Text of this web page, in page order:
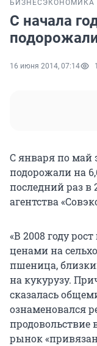
БИЗНЕС ЭКОНОМИКА
С начала
16 июня 2014, 07:14
С января по май
подорожали на
последний раз в
агентства
«В 2008 году
ценами на
пшеница,
на кукурузу.
сказалась
ознаменовался
продовольствие
рынок